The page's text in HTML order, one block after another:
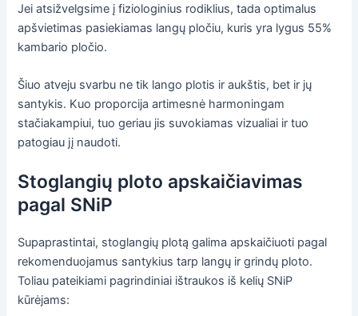
Jei atsižvelgsime į fiziologinius rodiklius, tada optimalus
apšvietimas pasiekiamas langų pločiu, kuris yra lygus 55%
kambario pločio.
Šiuo atveju svarbu ne tik lango plotis ir aukštis, bet ir jų
santykis. Kuo proporcija artimesnė harmoningam
stačiakampiui, tuo geriau jis suvokiamas vizualiai ir tuo
patogiau jį naudoti.
Stoglangių ploto apskaičiavimas
pagal SNiP
Supaprastintai, stoglangių plotą galima apskaičiuoti pagal
rekomenduojamus santykius tarp langų ir grindų ploto.
Toliau pateikiami pagrindiniai ištraukos iš kelių SNiP
kūrėjams: